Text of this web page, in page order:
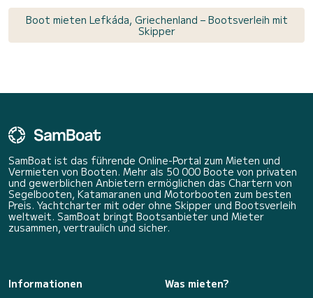
Boot mieten Lefkáda, Griechenland – Bootsverleih mit
Skipper
SamBoat ist das führende Online-Portal zum Mieten und
Vermieten von Booten. Mehr als 50 000 Boote von privaten
und gewerblichen Anbietern ermöglichen das Chartern von
Segelbooten, Katamaranen und Motorbooten zum besten
Preis. Yachtcharter mit oder ohne Skipper und Bootsverleih
weltweit. SamBoat bringt Bootsanbieter und Mieter
zusammen, vertraulich und sicher.
Informationen
Was mieten?